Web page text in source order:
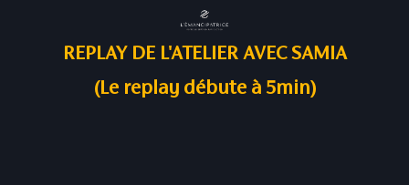
REPLAY DE L'ATELIER AVEC SAMIA
(Le replay débute à 5min)